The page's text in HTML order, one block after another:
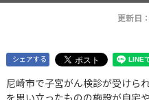
更新日：
シェアする
尼崎市で子宮がん検診が受けら
を思い立ったものの施設が自宅